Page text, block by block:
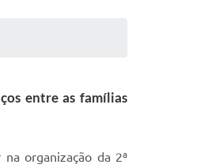
entre as famílias
organização da 2ª